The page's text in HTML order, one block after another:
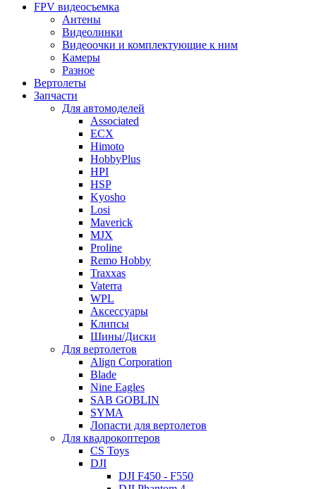
FPV видеосъемка
Антены
Видеолинки
Видеоочки и комплектующие к ним
Камеры
Разное
Вертолеты
Запчасти
Для автомоделей
Associated
ECX
Himoto
HobbyPlus
HPI
HSP
Kyosho
Losi
Maverick
MJX
Proline
Remo Hobby
Traxxas
Vaterra
WPL
Аксессуары
Клипсы
Шины/Диски
Для вертолетов
Align Corporation
Blade
Nine Eagles
SAB GOBLIN
SYMA
Лопасти для вертолетов
Для квадрокоптеров
CS Toys
DJI
DJI F450 - F550